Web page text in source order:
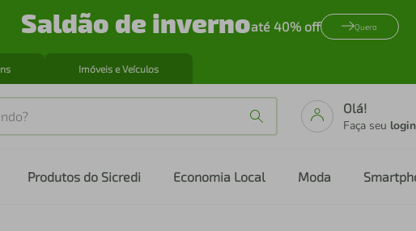
Saldão de invernoaté 40% off Quero
Imóveis e Veículos
Olá!
Faça seu login
Produtos do Sicredi Economia Local Moda